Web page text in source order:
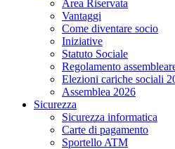
Area Riservata
Vantaggi
Come diventare socio
Iniziative
Statuto Sociale
Regolamento
Elezioni cariche sociali
Assemblea 2026
Sicurezza
Sicurezza informatica
Carte di pagamento
Sportello ATM